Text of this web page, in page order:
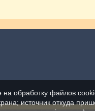
обработку файлов
источник откуда